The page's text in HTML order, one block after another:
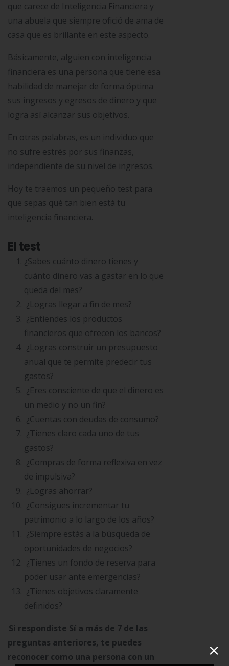
que carece de Inteligencia Financiera y
una abuela que siempre ofició de ama de
casa que es brillante en este aspecto.
Básicamente, alguien con inteligencia
financiera es una persona que tiene esa
habilidad de manejar de forma óptima
sus ingresos y egresos de dinero y que
logra así alcanzar sus objetivos.
En otras palabras, es un individuo que
no sufre estrés por sus finanzas,
independiente de su nivel de ingresos.
Hoy te traemos un pequeño test para
que sepas qué tan bien está tu
inteligencia financiera.
El test
¿Sabes cuánto dinero tienes y
cuánto dinero vas a gastar en lo que
queda del mes?
¿Logras llegar a fin de mes?
¿Entiendes los productos
financieros que ofrecen los bancos?
¿Logras construir un presupuesto
anual que te permite predecir tus
gastos?
¿Eres consciente de que el dinero es
un medio y no un fin?
¿Cuentas con deudas de consumo?
¿Tienes claro cada uno de tus
gastos?
¿Compras de forma reflexiva en vez
de impulsiva?
¿Logras ahorrar?
¿Consigues incrementar tu
patrimonio a lo largo de los años?
¿Siempre estás a la búsqueda de
oportunidades de negocios?
¿Tienes un fondo de reserva para
poder usar ante emergencias?
¿Tienes objetivos claramente
definidos?
Si respondiste Sí a más de 7 de las
preguntas anteriores, te puedes
reconocer como una persona con un
×